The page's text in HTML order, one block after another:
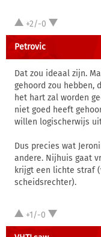
+2/-0
Petrovic
Dat zou ideaal zijn.
gehoord zou hebben,
het hart zal worden
niet goed heeft
willen logischerwijs
Dus precies wat
andere. Nijhuis gaat
krijgt een lichte straf
scheidsrechter).
+1/-0